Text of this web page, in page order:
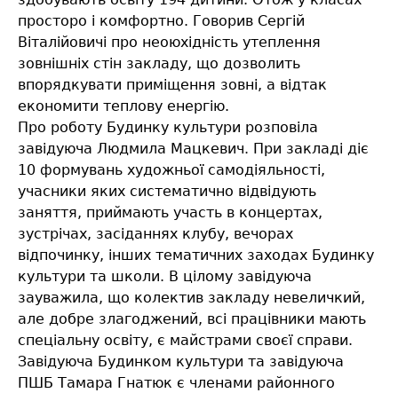
просторо і комфортно. Говорив Сергій
Віталійовичі про неоюхідність утеплення
зовнішніх стін закладу, що дозволить
впорядкувати приміщення зовні, а відтак
економити теплову енергію.
Про роботу Будинку культури розповіла
завідуюча Людмила Мацкевич. При закладі діє
10 формувань художньої самодіяльності,
учасники яких систематично відвідують
заняття, приймають участь в концертах,
зустрічах, засіданнях клубу, вечорах
відпочинку, інших тематичних заходах Будинку
культури та школи. В цілому завідуюча
зауважила, що колектив закладу невеличкий,
але добре злагоджений, всі працівники мають
спеціальну освіту, є майстрами своєї справи.
Завідуюча Будинком культури та завідуюча
ПШБ Тамара Гнатюк є членами районного